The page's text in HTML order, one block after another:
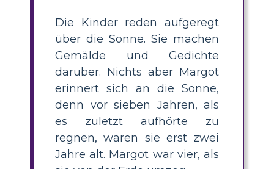
Die Kinder reden aufgeregt
über die Sonne. Sie machen
Gemälde und Gedichte
darüber. Nichts aber Margot
erinnert sich an die Sonne,
denn vor sieben Jahren, als
es zuletzt aufhörte zu
regnen, waren sie erst zwei
Jahre alt. Margot war vier, als